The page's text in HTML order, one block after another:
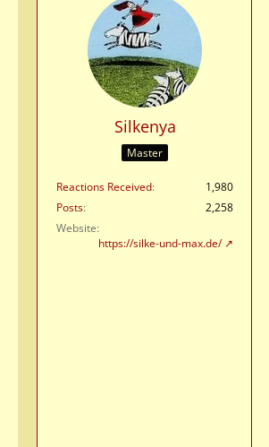
Silkenya
Master
Reactions Received
1,980
Posts
2,258
Website
https://silke-und-max.de/